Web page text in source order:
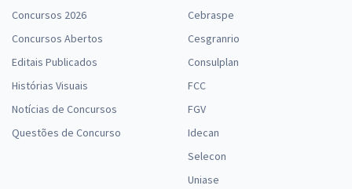
Concursos 2026
Concursos Abertos
Editais Publicados
Histórias Visuais
Notícias de Concursos
Questões de Concurso
Cebraspe
Cesgranrio
Consulplan
FCC
FGV
Idecan
Selecon
Uniase